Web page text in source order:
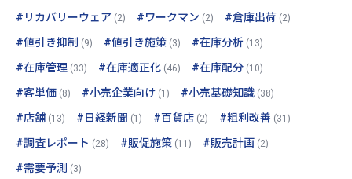
#リカバリーウェア (2) #ワークマン (2) #倉庫出荷 (2)
#値引き抑制 (9) #値引き施策 (3) #在庫分析 (13)
#在庫管理 (33) #在庫適正化 (46) #在庫配分 (10)
#客単価 (8) #小売企業向け (1) #小売基礎知識 (38)
#店舗 (13) #日経新聞 (1) #百貨店 (2) #粗利改善 (31)
#調査レポート (28) #販促施策 (11) #販売計画 (2)
#需要予測 (3)